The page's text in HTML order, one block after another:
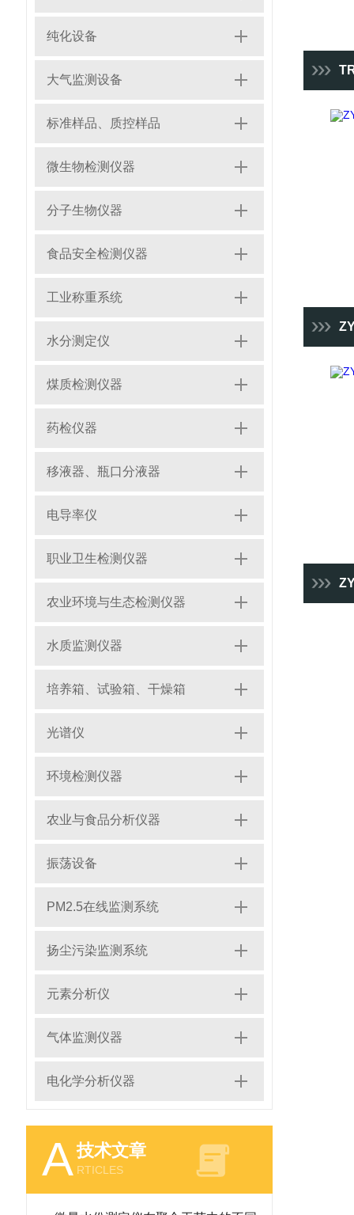
纯化设备
大气监测设备
标准样品、质控样品
微生物检测仪器
分子生物仪器
食品安全检测仪器
工业称重系统
水分测定仪
煤质检测仪器
药检仪器
移液器、瓶口分液器
电导率仪
职业卫生检测仪器
农业环境与生态检测仪器
水质监测仪器
培养箱、试验箱、干燥箱
光谱仪
环境检测仪器
农业与食品分析仪器
振荡设备
PM2.5在线监测系统
扬尘污染监测系统
元素分析仪
气体监测仪器
电化学分析仪器
A技术文章
RTICLES